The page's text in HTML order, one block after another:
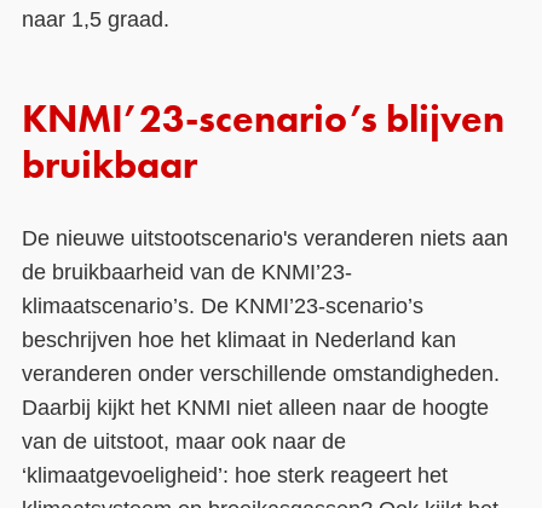
naar 1,5 graad.
KNMI’23-scenario’s blijven
bruikbaar
De nieuwe uitstootscenario's veranderen niets aan
de bruikbaarheid van de KNMI’23-
klimaatscenario’s. De KNMI’23-scenario’s
beschrijven hoe het klimaat in Nederland kan
veranderen onder verschillende omstandigheden.
Daarbij kijkt het KNMI niet alleen naar de hoogte
van de uitstoot, maar ook naar de
‘klimaatgevoeligheid’: hoe sterk reageert het